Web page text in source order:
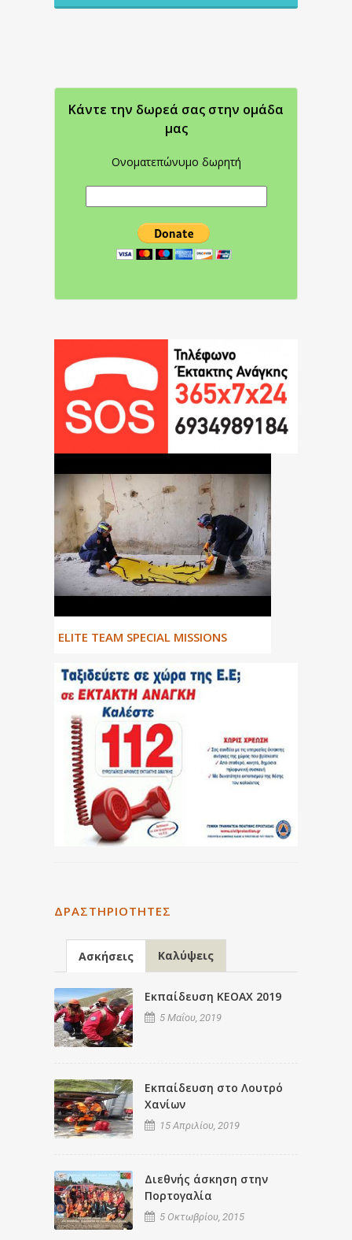
Κάντε την δωρεά σας στην oμάδα
μας
Ονοματεπώνυμο δωρητή
ΕLITE TEAM SPECIAL MISSIONS
ΔΡΑΣΤΗΡΙΌΤΗΤΕΣ
Ασκήσεις Καλύψεις
Εκπαίδευση ΚΕΟΑΧ 2019
5 Μαΐου, 2019
Εκπαίδευση στο Λουτρό
Χανίων
15 Απριλίου, 2019
Διεθνής άσκηση στην
Πορτογαλία
5 Οκτωβρίου, 2015